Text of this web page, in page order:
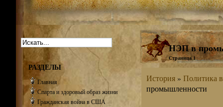
НЭП в
Страница 1
История» Политика
промышленности
РАЗДЕЛЫ
Главная
Спарта и здоровый образ жизни
Гражданская война в США